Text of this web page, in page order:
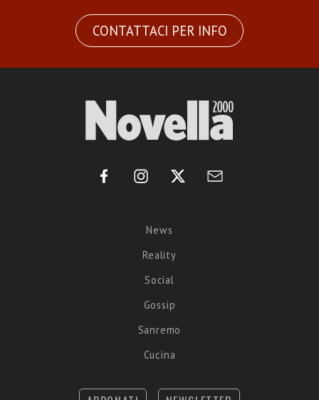
CONTATTACI PER INFO
News
Reality
Social
Gossip
Sanremo
Cucina